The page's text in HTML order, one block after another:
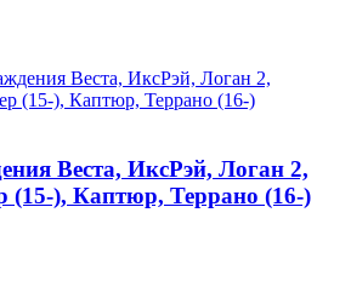
Веста, ИксРэй, Логан 2,
(15-), Каптюр, Террано (16-)